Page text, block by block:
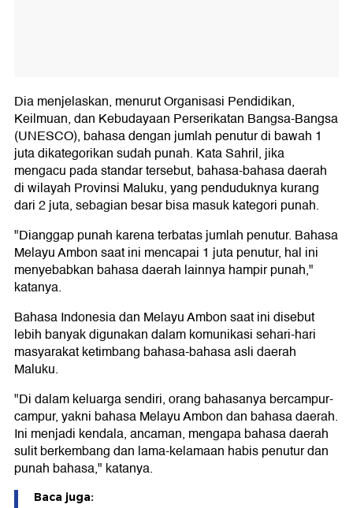
Dia menjelaskan, menurut Organisasi Pendidikan,
Keilmuan, dan Kebudayaan Perserikatan Bangsa-Bangsa
(UNESCO), bahasa dengan jumlah penutur di bawah 1
juta dikategorikan sudah punah. Kata Sahril, jika
mengacu pada standar tersebut, bahasa-bahasa daerah
di wilayah Provinsi Maluku, yang penduduknya kurang
dari 2 juta, sebagian besar bisa masuk kategori punah.
"Dianggap punah karena terbatas jumlah penutur. Bahasa
Melayu Ambon saat ini mencapai 1 juta penutur, hal ini
menyebabkan bahasa daerah lainnya hampir punah,"
katanya.
Bahasa Indonesia dan Melayu Ambon saat ini disebut
lebih banyak digunakan dalam komunikasi sehari-hari
masyarakat ketimbang bahasa-bahasa asli daerah
Maluku.
"Di dalam keluarga sendiri, orang bahasanya bercampur-
campur, yakni bahasa Melayu Ambon dan bahasa daerah.
Ini menjadi kendala, ancaman, mengapa bahasa daerah
sulit berkembang dan lama-kelamaan habis penutur dan
punah bahasa," katanya.
Baca juga: